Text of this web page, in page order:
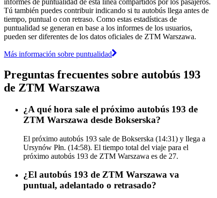
informes de puntualidad de esta línea compartidos por los pasajeros.
Tú también puedes contribuir indicando si tu autobús llega antes de
tiempo, puntual o con retraso. Como estas estadísticas de
puntualidad se generan en base a los informes de los usuarios,
pueden ser diferentes de los datos oficiales de ZTM Warszawa.
Más información sobre puntualidad
Preguntas frecuentes sobre autobús 193
de ZTM Warszawa
¿A qué hora sale el próximo autobús 193 de
ZTM Warszawa desde Bokserska?
El próximo autobús 193 sale de Bokserska (14:31) y llega a
Ursynów Płn. (14:58). El tiempo total del viaje para el
próximo autobús 193 de ZTM Warszawa es de 27.
¿El autobús 193 de ZTM Warszawa va
puntual, adelantado o retrasado?